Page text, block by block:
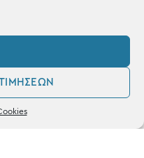
Βόλος
- 15:00
0